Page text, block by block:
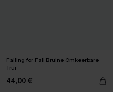
Falling for Fall Bruine Omkeerbare
Trui
44,00 €